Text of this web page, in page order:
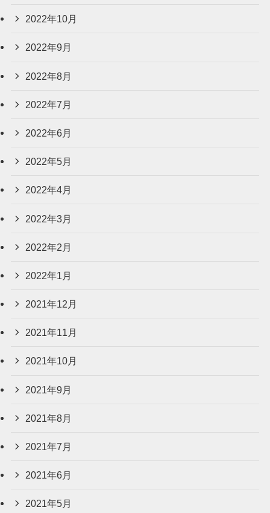
2022年10月
2022年9月
2022年8月
2022年7月
2022年6月
2022年5月
2022年4月
2022年3月
2022年2月
2022年1月
2021年12月
2021年11月
2021年10月
2021年9月
2021年8月
2021年7月
2021年6月
2021年5月